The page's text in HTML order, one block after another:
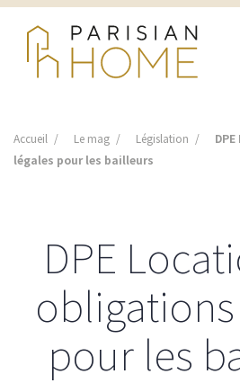
Accueil Le mag Législation
légales pour les bailleurs
DPE
pour les